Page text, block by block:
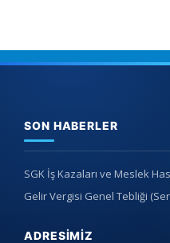
SON HABERLER
SGK İş Kazaları ve Meslek
Gelir Vergisi Genel Tebliği
ADRESIMIZ